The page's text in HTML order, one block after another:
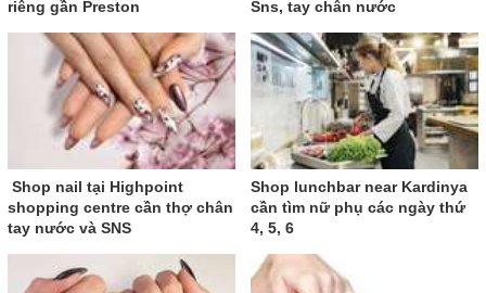
riêng gần Preston
Sns, tay chân nước
Shop nail tại Highpoint
shopping centre cần thợ chân
tay nước và SNS
Shop lunchbar near Kardinya
cần tìm nữ phụ các ngày thứ
4, 5, 6